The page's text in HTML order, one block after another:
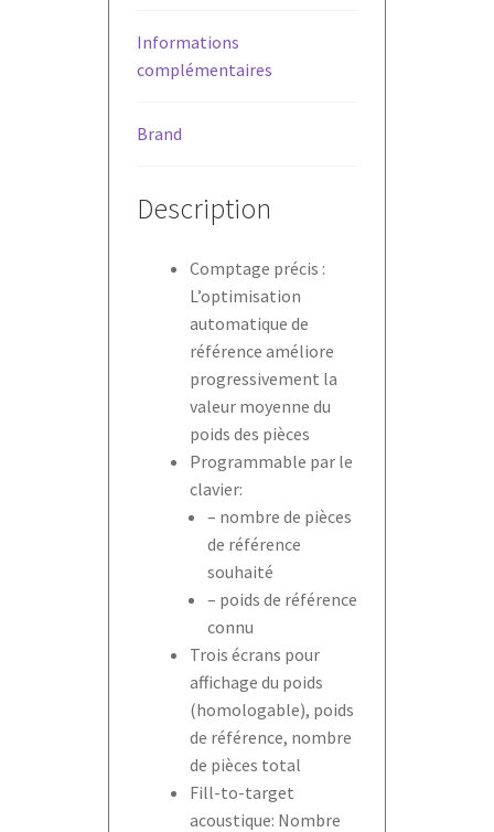
Informations
complémentaires
Brand
Description
Comptage précis :
L’optimisation
automatique de
référence améliore
progressivement la
valeur moyenne du
poids des pièces
Programmable par le
clavier:
– nombre de pièces
de référence
souhaité
– poids de référence
connu
Trois écrans pour
affichage du poids
(homologable), poids
de référence, nombre
de pièces total
Fill-to-target
acoustique: Nombre